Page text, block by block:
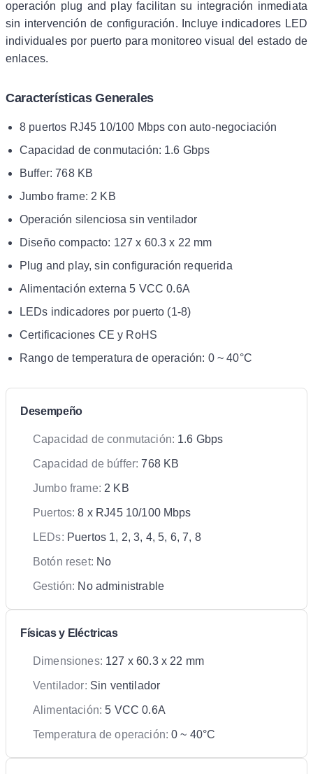
operación plug and play facilitan su integración inmediata
sin intervención de configuración. Incluye indicadores LED
individuales por puerto para monitoreo visual del estado de
enlaces.
Características Generales
8 puertos RJ45 10/100 Mbps con auto-negociación
Capacidad de conmutación: 1.6 Gbps
Buffer: 768 KB
Jumbo frame: 2 KB
Operación silenciosa sin ventilador
Diseño compacto: 127 x 60.3 x 22 mm
Plug and play, sin configuración requerida
Alimentación externa 5 VCC 0.6A
LEDs indicadores por puerto (1-8)
Certificaciones CE y RoHS
Rango de temperatura de operación: 0 ~ 40°C
Desempeño
Capacidad de conmutación: 1.6 Gbps
Capacidad de búffer: 768 KB
Jumbo frame: 2 KB
Puertos: 8 x RJ45 10/100 Mbps
LEDs: Puertos 1, 2, 3, 4, 5, 6, 7, 8
Botón reset: No
Gestión: No administrable
Físicas y Eléctricas
Dimensiones: 127 x 60.3 x 22 mm
Ventilador: Sin ventilador
Alimentación: 5 VCC 0.6A
Temperatura de operación: 0 ~ 40°C